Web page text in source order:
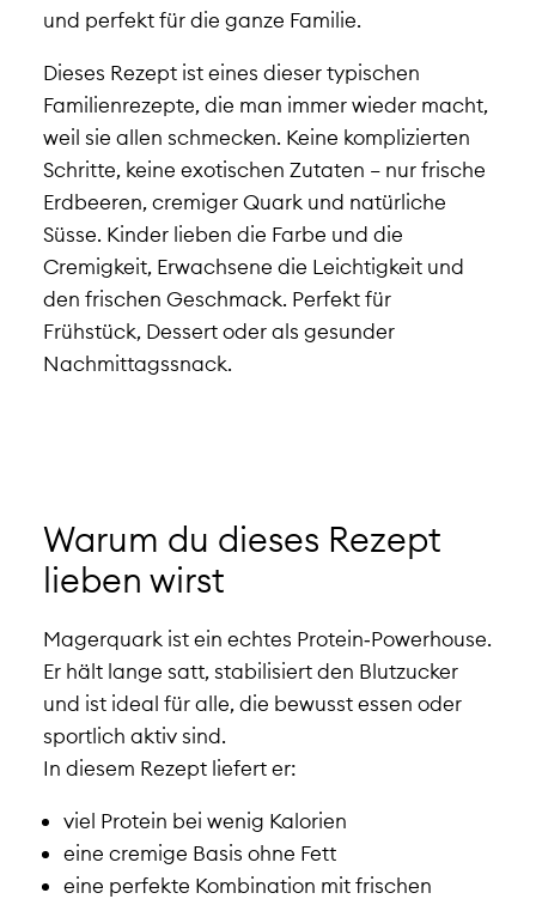
und perfekt für die ganze Familie.
Dieses Rezept ist eines dieser typischen
Familienrezepte, die man immer wieder macht,
weil sie allen schmecken. Keine komplizierten
Schritte, keine exotischen Zutaten – nur frische
Erdbeeren, cremiger Quark und natürliche
Süsse. Kinder lieben die Farbe und die
Cremigkeit, Erwachsene die Leichtigkeit und
den frischen Geschmack. Perfekt für
Frühstück, Dessert oder als gesunder
Nachmittagssnack.
Warum du dieses Rezept
lieben wirst
Magerquark ist ein echtes Protein‑Powerhouse.
Er hält lange satt, stabilisiert den Blutzucker
und ist ideal für alle, die bewusst essen oder
sportlich aktiv sind.
In diesem Rezept liefert er:
viel Protein bei wenig Kalorien
eine cremige Basis ohne Fett
eine perfekte Kombination mit frischen